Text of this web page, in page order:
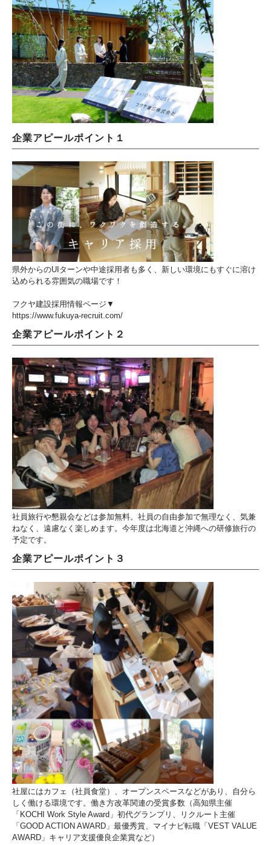
企業アピールポイント１
県外からのUIターンや中途採用者も多く、新しい環境にもすぐに溶け
込められる雰囲気の職場です！
フクヤ建設採用情報ページ▼
https://www.fukuya-recruit.com/
企業アピールポイント２
社員旅行や懇親会などは参加無料。社員の自由参加で無理なく、気兼
ねなく、遠慮なく楽しめます。今年度は北海道と沖縄への研修旅行の
予定です。
企業アピールポイント３
社屋にはカフェ（社員食堂）、オープンスペースなどがあり、自分ら
しく働ける環境です。働き方改革関連の受賞多数（高知県主催
「KOCHI Work Style Award」初代グランプリ、リクルート主催
「GOOD ACTION AWARD」最優秀賞、マイナビ転職「VEST VALUE
AWARD」キャリア支援優良企業賞など）